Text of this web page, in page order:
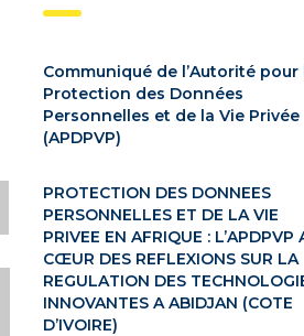
Communiqué de l’Autorité pour
Protection des Données
Personnelles et de la Vie Privée
(APDPVP)
PROTECTION DES DONNEES
PERSONNELLES ET DE LA VIE
PRIVEE EN AFRIQUE : L’APDPVP
CŒUR DES REFLEXIONS SUR LA
REGULATION DES
INNOVANTES A ABIDJAN (COTE
D’IVOIRE)